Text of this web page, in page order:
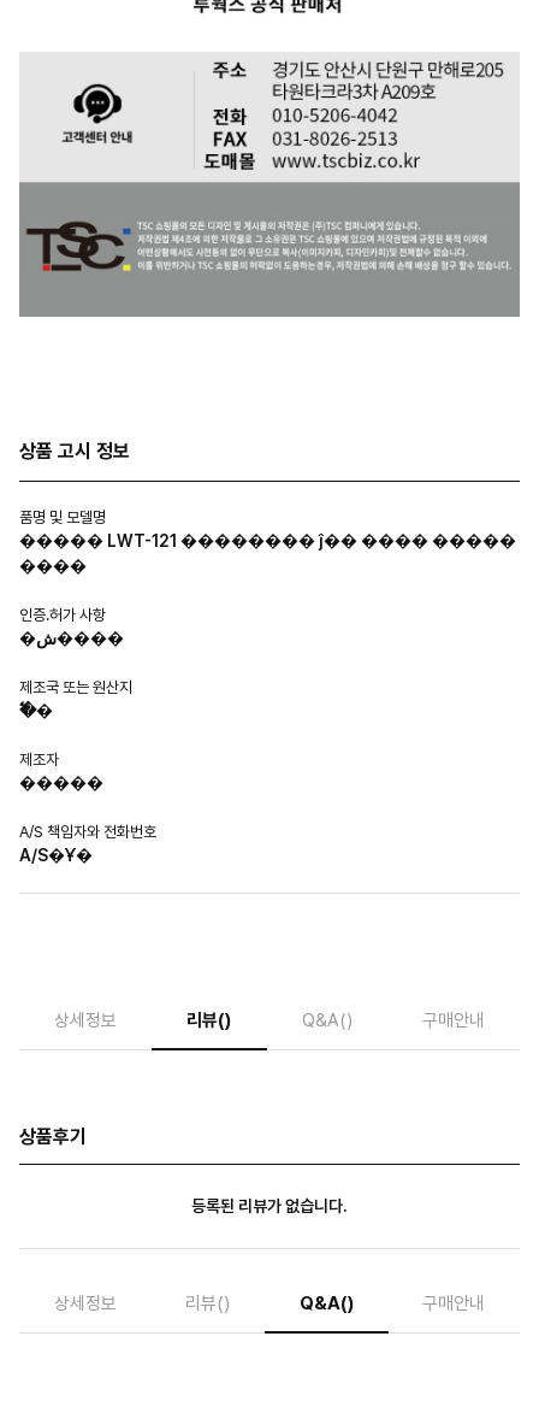
상품 고시 정보
품명 및 모델명
����� LWT-121 �������� ĵ�� ���� �����
����
인증.허가 사항
�ش����
제조국 또는 원산지
�߱�
제조자
�����
A/S 책임자와 전화번호
A/S�Ұ�
상세정보 리뷰() Q&A() 구매안내
상품후기
등록된 리뷰가 없습니다.
상세정보 리뷰() Q&A() 구매안내